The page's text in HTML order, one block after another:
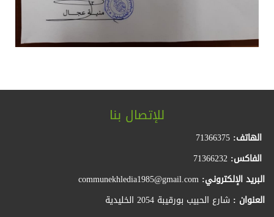
للإتصال بنا
الهاتف:
الفاكس:
البريد الإلكتروني:
العنوان : شارع الحبيب بورقيبة 2054 الخليدية